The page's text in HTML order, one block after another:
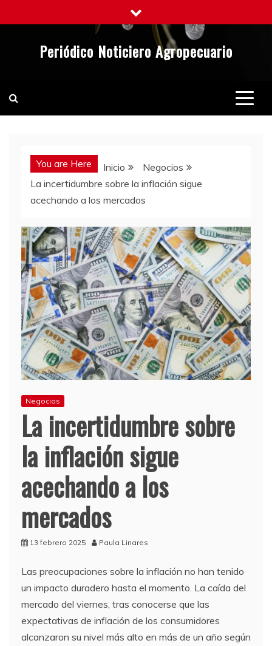
al
Periódico Noticiero Agropecuario
You are Here Inicio
Negocios
La incertidumbre sobre la inflación sigue
acechando a los mercados
Negocios
La incertidumbre sobre
la inflación sigue
acechando a los
mercados
13 febrero 2025 Paula Linares
Las preocupaciones sobre la inflación no han tenido
un impacto duradero hasta el momento. La caída del
mercado del viernes, tras conocerse que las
expectativas de inflación de los consumidores
alcanzaron su nivel más alto en más de un año según